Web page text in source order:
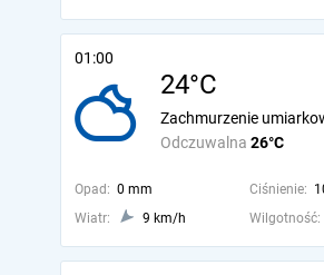
01:00
24°C
Odczuwalna 26°C
Zachmurzenie
Opad: 0 mm Ciśnienie:
Wiatr:
9 km/h Wilgotność: